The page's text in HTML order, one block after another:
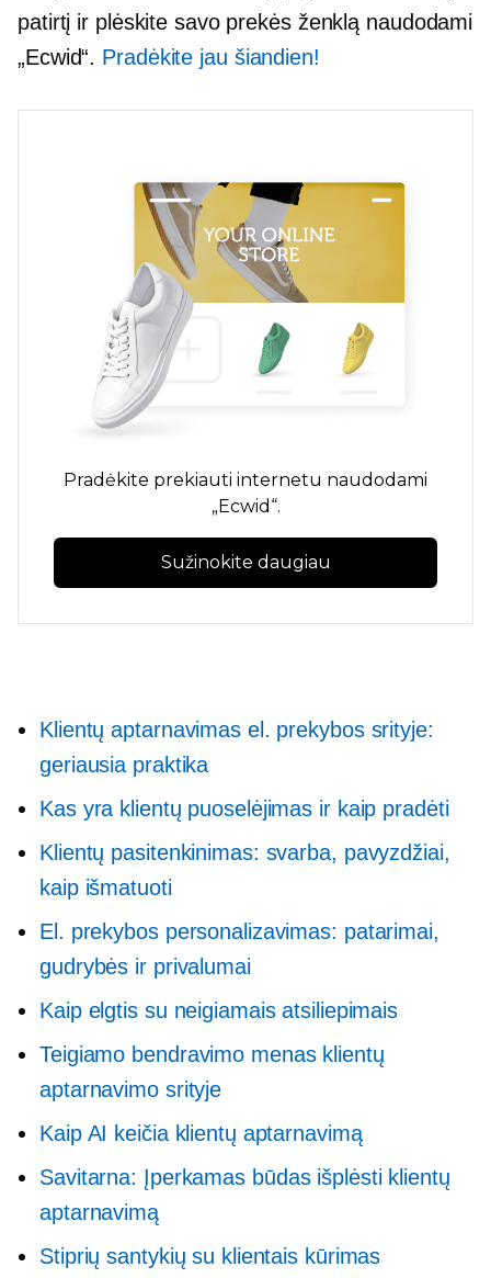
patirtį ir plėskite savo prekės ženklą naudodami
„Ecwid“. Pradėkite jau šiandien!
Pradėkite prekiauti internetu naudodami
„Ecwid“.
Sužinokite daugiau
Klientų aptarnavimas el. prekybos srityje:
geriausia praktika
Kas yra klientų puoselėjimas ir kaip pradėti
Klientų pasitenkinimas: svarba, pavyzdžiai,
kaip išmatuoti
El. prekybos personalizavimas: patarimai,
gudrybės ir privalumai
Kaip elgtis su neigiamais atsiliepimais
Teigiamo bendravimo menas klientų
aptarnavimo srityje
Kaip AI keičia klientų aptarnavimą
Savitarna: Įperkamas būdas išplėsti klientų
aptarnavimą
Stiprių santykių su klientais kūrimas